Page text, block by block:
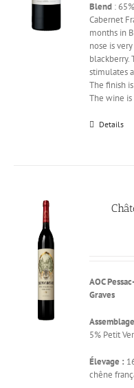
Blend :
Cabernet
months in
nose is
blackberry.
stimulates
The finish
The wine is
Details
AOC
Graves
5% Petit
Élevage :
chêne